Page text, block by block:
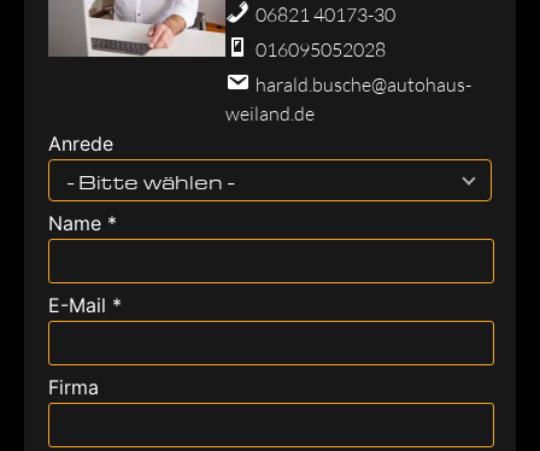
06821 40173-30
016095052028
harald.busche@autohaus-
weiland.de
Anrede
- Bitte wählen -
Name *
E-Mail *
Firma